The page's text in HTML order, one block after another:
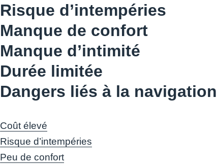
Risque d’intempéries
Manque de confort
Manque d’intimité
Durée limitée
Dangers liés à la navigation
Coût élevé
Risque d’intempéries
Peu de confort